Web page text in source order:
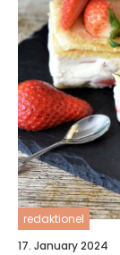
redaktionel
17. January 2024